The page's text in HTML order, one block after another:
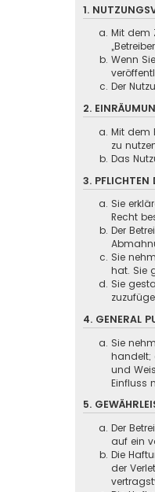
1.
Mit dem
Wenn
Der
2.
Mit dem
zu
Das
3. PFLICHTEN
Sie
Recht
Der
Sie
hat. Sie
Sie
4. GENERAL
Sie
handelt;
und
Einfluss
5.
Der
auf ein
Die
der